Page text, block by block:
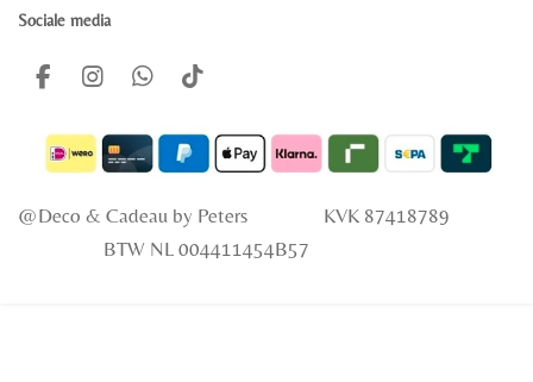
Sociale media
F
c
e
b
o
I
s
t
a
r
W
a
t
s
p
p
T
k
T
o
@Deco & Cadeau by Peters KVK 87418789
BTW NL 004411454B57